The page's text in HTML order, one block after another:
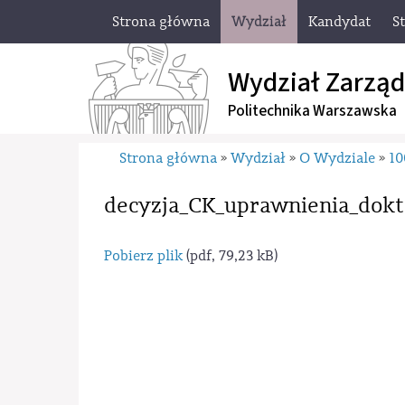
Strona główna Wydział Kandydat
Wydział
Politechnika Warszawska
Strona główna » Wydział » O Wydziale »
Pobierz plik(pdf, 79,23 kB)